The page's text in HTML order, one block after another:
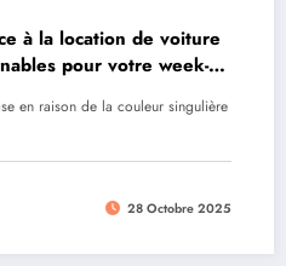
à la location de voiture
pour votre week-
en raison de la couleur singulière
28 Octobre 2025